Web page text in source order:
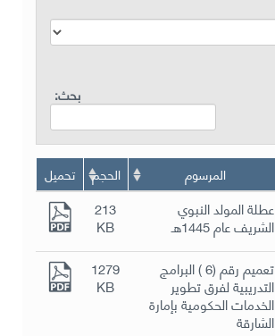
بحث:
المرسوم الحجم تحميل
عطلة المولد النبوي
الشريف عام 1445هـ
213
KB
تعميم رقم (6 ) البرامج
التدريبية لفرق تطوير
الخدمات الحكومية بإمارة
الشارقة
1279
KB